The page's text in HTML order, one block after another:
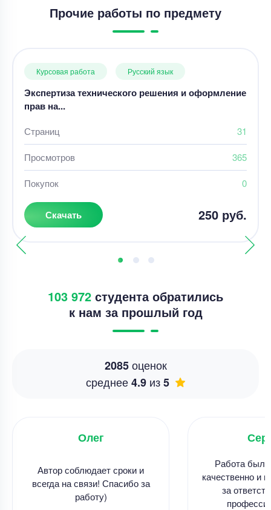
Прочие работы по предмету
Курсовая работа Русский язык
Экспертиза технического решения и оформление
прав на...
Страниц 31
Просмотров 365
Покупок 0
Скачать 250 руб.
103 972 студента обратились
к нам за прошлый год
2085оценок
среднее4.9 из5
Олег
Автор соблюдает сроки и
всегда на связи! Спасибо за
работу)
Работа
качественно и
за